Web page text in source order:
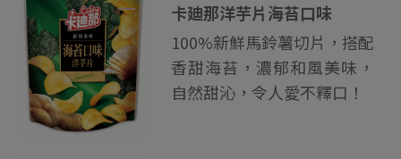
卡廸那洋芋片海苔口味
100%新鮮馬鈴薯切片，搭配
香甜海苔，濃郁和風美味，
自然甜沁，令人愛不釋口！